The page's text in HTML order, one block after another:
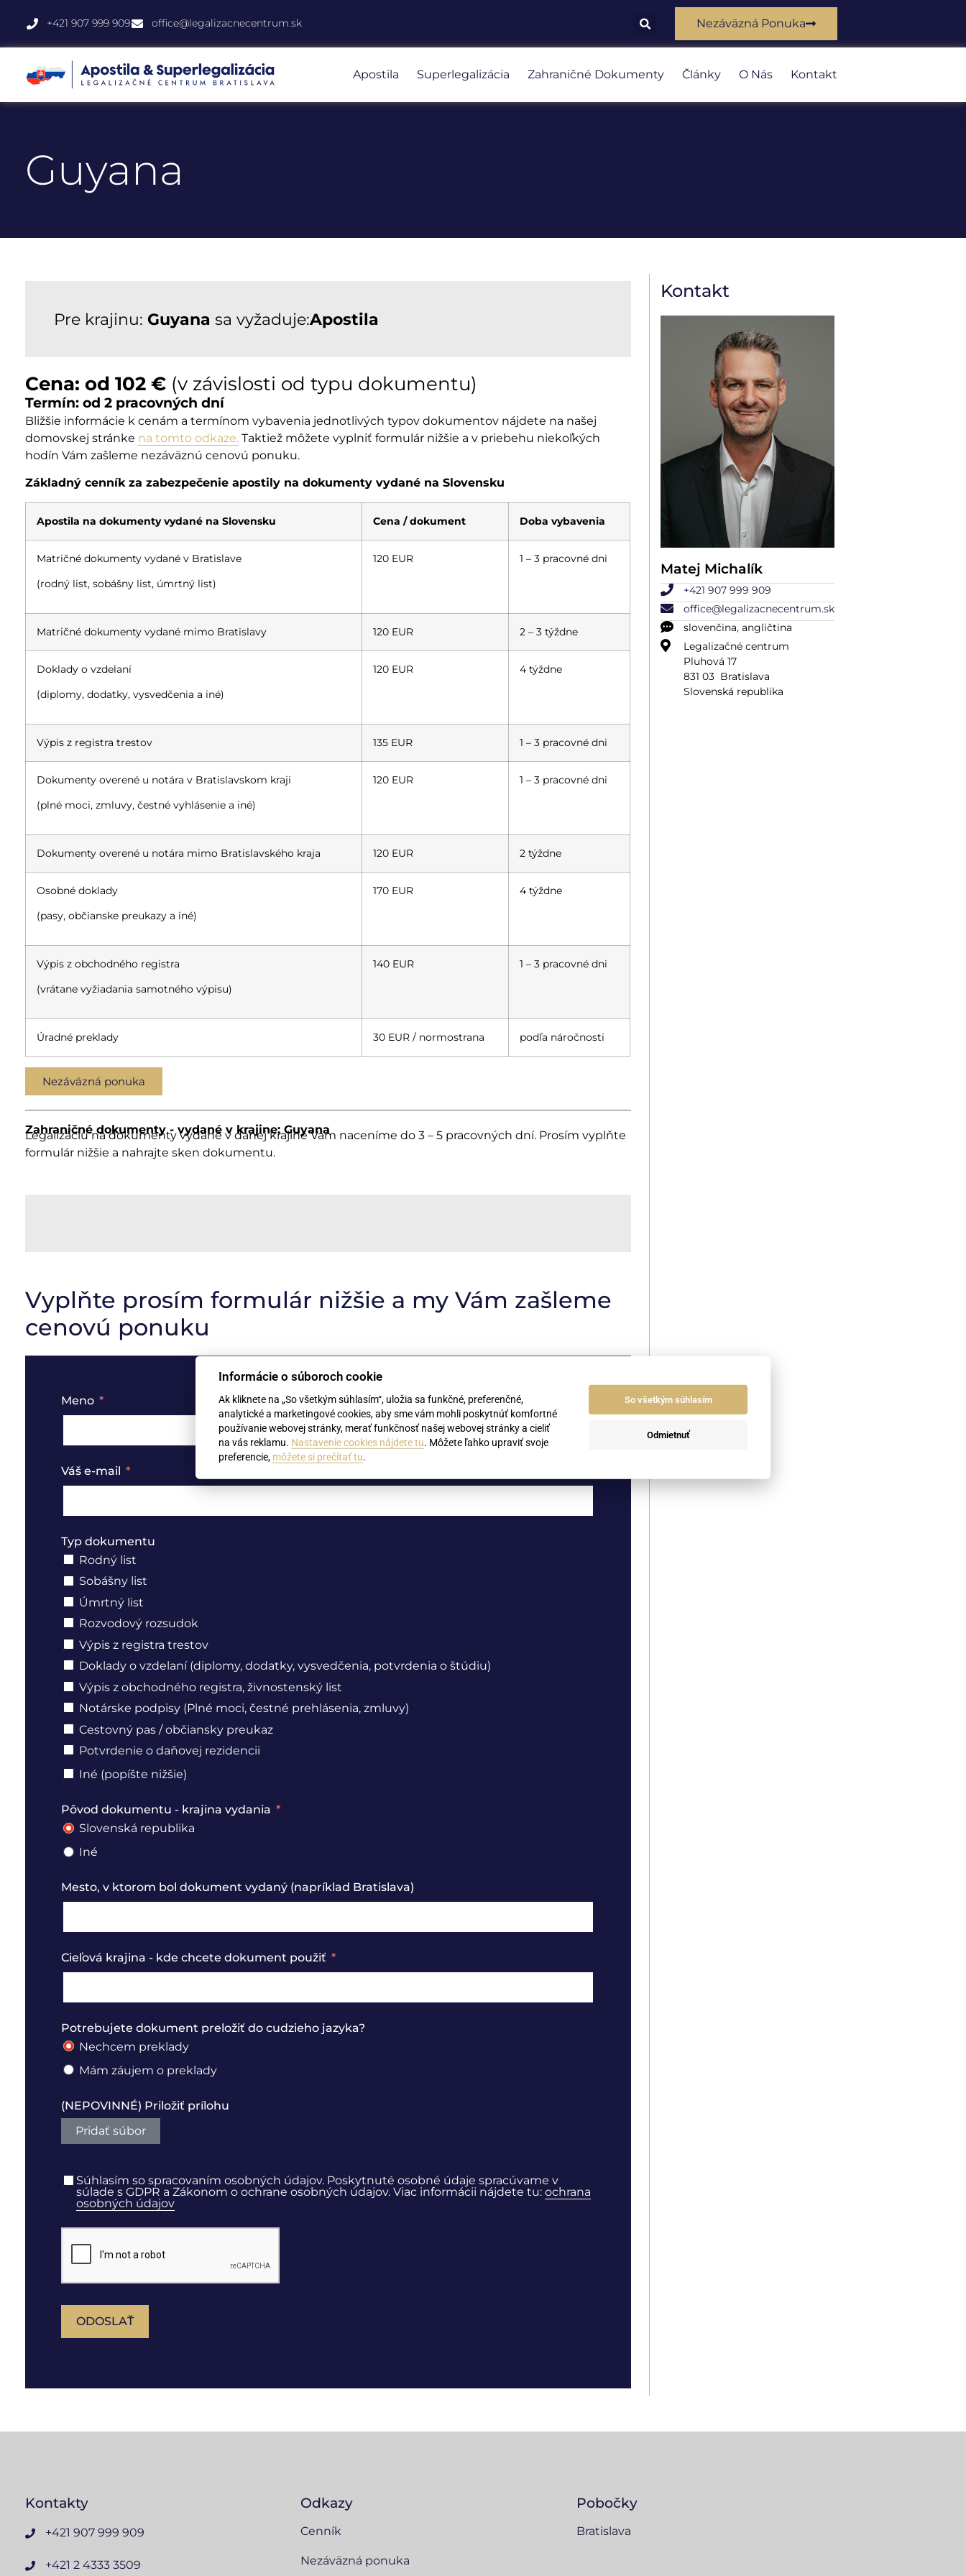
+421 907 999 909 office@legalizacnecentrum.sk Nezáväzná Ponuka
Apostila Superlegalizácia Zahraničné Dokumenty Články O Nás Kontakt
Guyana
Pre krajinu: Guyana sa vyžaduje:Apostila
Cena: od 102 € (v závislosti od typu dokumentu)
Termín: od 2 pracovných dní
Bližšie informácie k cenám a termínom vybavenia jednotlivých typov dokumentov nájdete na našej
domovskej stránke na tomto odkaze. Taktiež môžete vyplniť formulár nižšie a v priebehu niekoľkých
hodín Vám zašleme nezáväznú cenovú ponuku.
Základný cenník za zabezpečenie apostily na dokumenty vydané na Slovensku
Apostila na dokumenty vydané na Slovensku Cena / dokument Doba vybavenia
Matričné dokumenty vydané v Bratislave
(rodný list, sobášny list, úmrtný list)
120 EUR 1 – 3 pracovné dni
Matričné dokumenty vydané mimo Bratislavy 120 EUR 2 – 3 týždne
Doklady o vzdelaní
(diplomy, dodatky, vysvedčenia a iné)
120 EUR 4 týždne
Výpis z registra trestov 135 EUR 1 – 3 pracovné dni
Dokumenty overené u notára v Bratislavskom kraji
(plné moci, zmluvy, čestné vyhlásenie a iné)
120 EUR 1 – 3 pracovné dni
Dokumenty overené u notára mimo Bratislavského kraja 120 EUR 2 týždne
Osobné doklady
(pasy, občianske preukazy a iné)
170 EUR 4 týždne
Výpis z obchodného registra
(vrátane vyžiadania samotného výpisu)
140 EUR 1 – 3 pracovné dni
Úradné preklady 30 EUR / normostrana podľa náročnosti
Nezáväzná ponuka
Zahraničné dokumenty - vydané v krajine: Guyana
Legalizáciu na dokumenty vydané v danej krajine Vám naceníme do 3 – 5 pracovných dní. Prosím vyplňte
formulár nižšie a nahrajte sken dokumentu.
Vyplňte prosím formulár nižšie a my Vám zašleme
cenovú ponuku
Meno Priezvisko
Váš e-mail
Typ dokumentu
Rodný list
Sobášny list
Úmrtný list
Rozvodový rozsudok
Výpis z registra trestov
Doklady o vzdelaní (diplomy, dodatky, vysvedčenia, potvrdenia o štúdiu)
Výpis z obchodného registra, živnostenský list
Notárske podpisy (Plné moci, čestné prehlásenia, zmluvy)
Cestovný pas / občiansky preukaz
Potvrdenie o daňovej rezidencii
Iné (popíšte nižšie)
Pôvod dokumentu - krajina vydania
Slovenská republika
Iné
Mesto, v ktorom bol dokument vydaný (napríklad Bratislava)
Cieľová krajina - kde chcete dokument použiť
Potrebujete dokument preložiť do cudzieho jazyka?
Nechcem preklady
Mám záujem o preklady
(NEPOVINNÉ) Priložiť prílohu
Pridať súbor
Súhlasím so spracovaním osobných údajov. Poskytnuté osobné údaje spracúvame v
súlade s GDPR a Zákonom o ochrane osobných údajov. Viac informácii nájdete tu: ochrana
osobných údajov
ODOSLAŤ
Kontakt
Matej Michalík
+421 907 999 909
office@legalizacnecentrum.sk
slovenčina, angličtina
Legalizačné centrum
Pluhová 17
831 03 Bratislava
Slovenská republika
Kontakty
+421 907 999 909
+421 2 4333 3509
Odkazy
Cenník
Nezáväzná ponuka
Pobočky
Bratislava
Informácie o súboroch cookie
Ak kliknete na „So všetkým súhlasím“, uložia sa funkčné, preferenčné,
analytické a marketingové cookies, aby sme vám mohli poskytnúť komfortné
používanie webovej stránky, merať funkčnosť našej webovej stránky a cieliť
na vás reklamu. Nastavenie cookies nájdete tu. Môžete ľahko upraviť svoje
preferencie, môžete si prečítať tu.
So všetkým súhlasím
Odmietnuť